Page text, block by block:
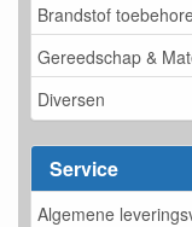
Brandstof
Gereedschap &
Diversen
Service
Algemene